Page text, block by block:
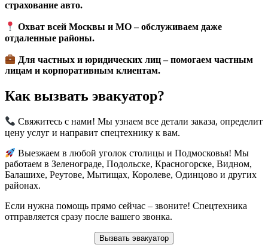
страхование авто.
Охват всей Москвы и МО–обслуживаем даже
отдаленные районы.
Для частных и юридических лиц–помогаем частным
лицам и корпоративным клиентам.
Как вызвать эвакуатор?
Свяжитесь с нами! Мы узнаем все детали заказа, определит
цену услуг и направит спецтехнику к вам.
Выезжаем в любой уголок столицы и Подмосковья! Мы
работаем в Зеленограде, Подольске, Красногорске, Видном,
Балашихе, Реутове, Мытищах, Королеве, Одинцово и других
районах.
Если нужна помощь прямо сейчас – звоните! Спецтехника
отправляется сразу после вашего звонка.
Вызвать эвакуатор